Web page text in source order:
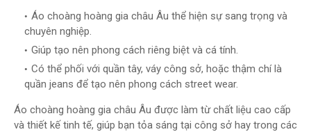
Áo choàng hoàng gia châu Âu thể hiện sự sang trọng và
chuyên nghiệp.
Giúp tạo nên phong cách riêng biệt và cá tính.
Có thể phối với quần tây, váy công sở, hoặc thậm chí là
quần jeans để tạo nên phong cách street wear.
Áo choàng hoàng gia châu Âu được làm từ chất liệu cao cấp
và thiết kế tinh tế, giúp bạn tỏa sáng tại công sở hay trong các